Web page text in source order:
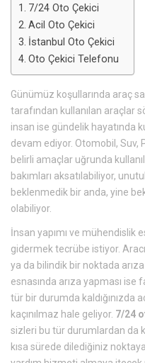
7/24 Oto Çekici
Acil Oto Çekici
İstanbul Oto Çekici
Oto Çekici Telefonu
Günümüz koşullarında araç
tarafından kullanılan araçlar
insan ise gündelik hayatında
devam ediyor. Otomobil, Suv,
belirli amaçlar uğrunda
bakımları aksatılabiliyor,
beklenmedik bir anda, yine
olabiliyor.
İnsan yapımı ve mühendislik
gidermek tecrübe istiyor.
ya da bilindik bir noktada
esnasında arıza yapması ise
tür bir durumda kaldığınızda
kaçınılmaz hale geliyor. 7/24
sizleri bu tür durumlardan da
kısa sürede dilediğiniz